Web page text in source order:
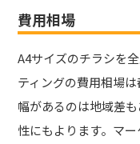
費用相場
A4サイズのチラシを
ティングの費用相場
幅があるのは地域差
性にもよります。マ